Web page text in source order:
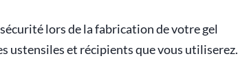
lors de la fabrication de votre gel
ustensiles et récipients que vous utiliserez.